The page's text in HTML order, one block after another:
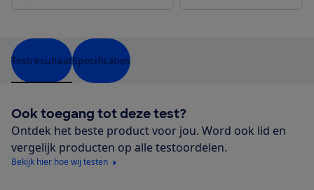
TestresultaatSpecificaties
Ook toegang tot deze test?
Ontdek het beste product voor jou. Word ook lid en
vergelijk producten op alle testoordelen.
Bekijk hier hoe wij testen